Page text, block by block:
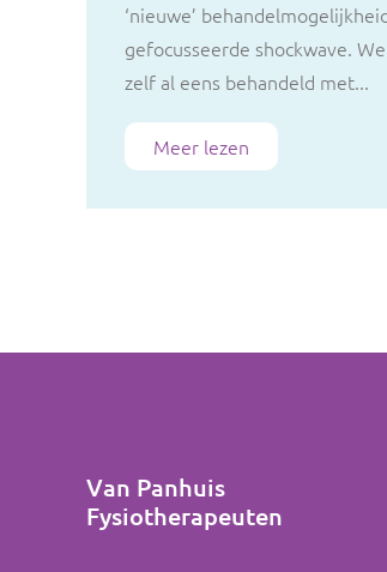
‘nieuwe’
gefocusseerde shockwave.
zelf al eens behandeld met...
Meer lezen
Van Panhuis
Fysiotherapeuten